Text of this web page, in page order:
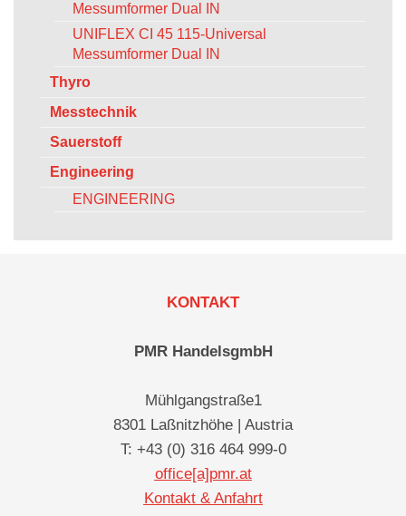
Messumformer Dual IN
UNIFLEX CI 45 115-Universal
Messumformer Dual IN
Thyro
Messtechnik
Sauerstoff
Engineering
ENGINEERING
KONTAKT
PMR HandelsgmbH
Mühlgangstraße1
8301 Laßnitzhöhe | Austria
T: +43 (0) 316 464 999-0
office[a]pmr.at
Kontakt & Anfahrt